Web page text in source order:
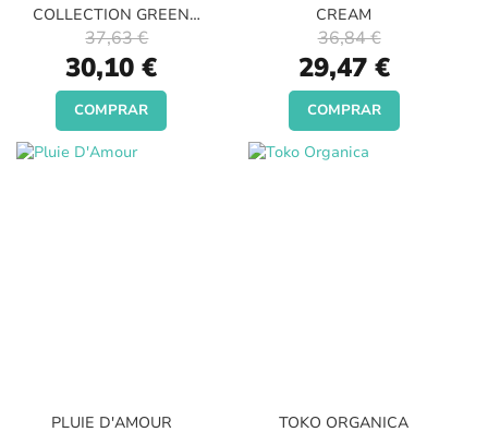
COLLECTION GREEN
TEA
Special
Price
30,10 €
37,63 €
COMPRAR
CREAM
Special
Price
29,47 €
36,84 €
COMPRAR
PLUIE D'AMOUR TOKO ORGANICA